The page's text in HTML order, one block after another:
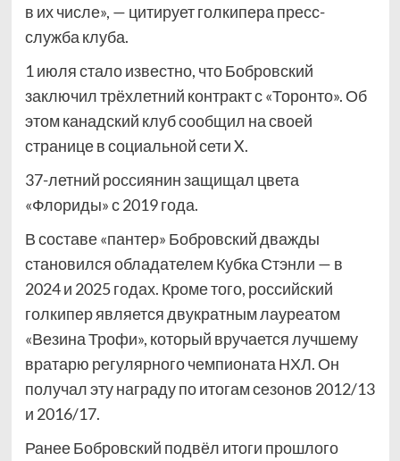
в их числе», — цитирует голкипера пресс-
служба клуба.
1 июля стало известно, что Бобровский
заключил трёхлетний контракт с «Торонто». Об
этом канадский клуб сообщил на своей
странице в социальной сети X.
37-летний россиянин защищал цвета
«Флориды» с 2019 года.
В составе «пантер» Бобровский дважды
становился обладателем Кубка Стэнли — в
2024 и 2025 годах. Кроме того, российский
голкипер является двукратным лауреатом
«Везина Трофи», который вручается лучшему
вратарю регулярного чемпионата НХЛ. Он
получал эту награду по итогам сезонов 2012/13
и 2016/17.
Ранее Бобровский подвёл итоги прошлого